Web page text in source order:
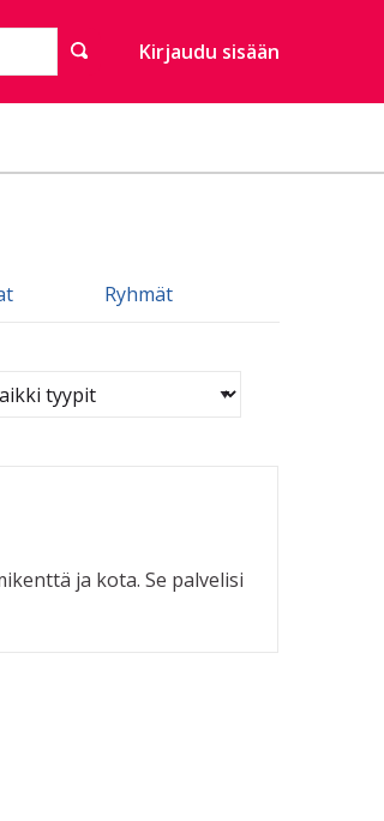
Kirjaudu sisään
Ryhmät
ja kota. Se palvelisi